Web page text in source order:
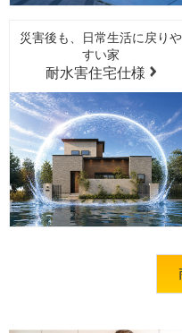
災害後も、日常生活に戻りや
すい家
耐水害住宅仕様